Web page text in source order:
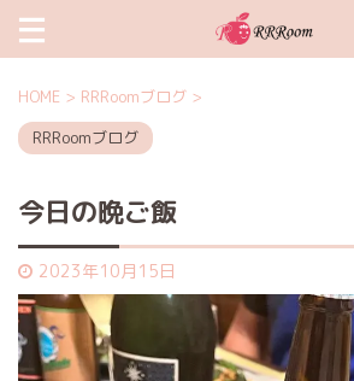
HOME > RRRoomブログ >
RRRoomブログ
今日の晩ご飯
2023年10月15日